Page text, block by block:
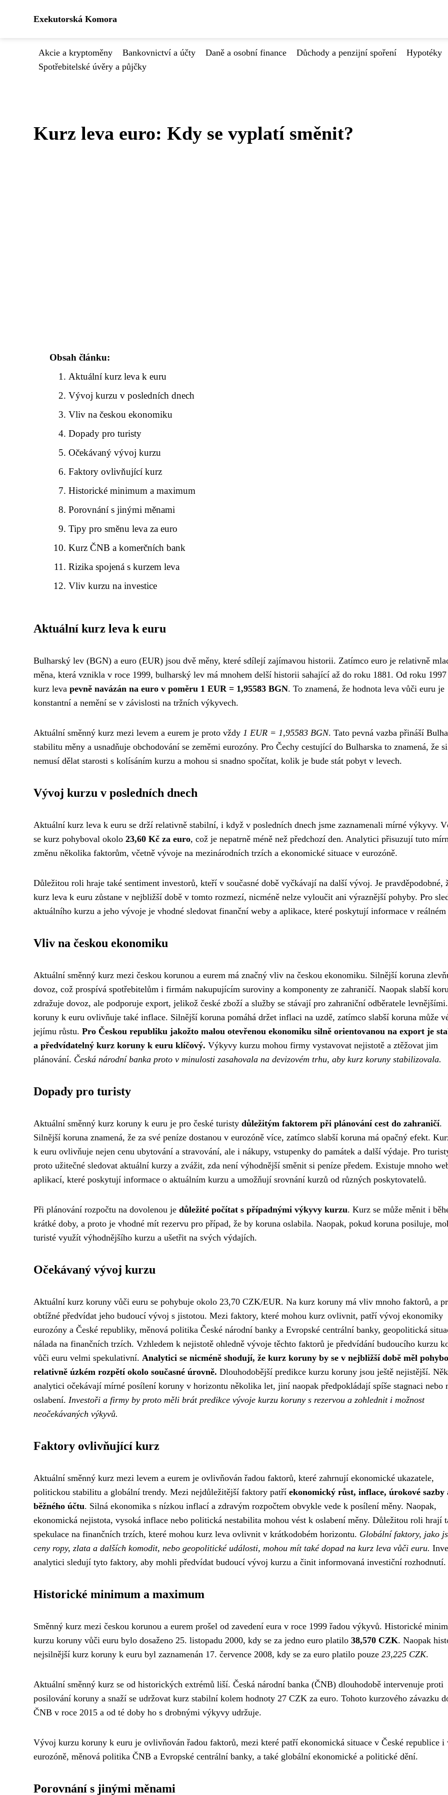
Exekutorská Komora
Akcie a kryptoměny Bankovnictví a účty Daně a osobní finance Důchody a penzijní spoření
Hypotéky
Spotřebitelské úvěry a půjčky
Kurz leva euro: Kdy se vyplatí směnit?
Obsah článku:
Aktuální kurz leva k euru
Vývoj kurzu v posledních dnech
Vliv na českou ekonomiku
Dopady pro turisty
Očekávaný vývoj kurzu
Faktory ovlivňující kurz
Historické minimum a maximum
Porovnání s jinými měnami
Tipy pro směnu leva za euro
Kurz ČNB a komerčních bank
Rizika spojená s kurzem leva
Vliv kurzu na investice
Aktuální kurz leva k euru
Bulharský lev (BGN) a euro (EUR) jsou dvě měny, které sdílejí zajímavou historii. Zatímco euro je relativně
měna, která vznikla v roce 1999, bulharský lev má mnohem delší historii sahající až do roku 1881. Od roku
kurz leva pevně navázán na euro v poměru 1 EUR = 1,95583 BGN. To znamená, že hodnota leva vůči euru je
konstantní a nemění se v závislosti na tržních výkyvech.
Aktuální směnný kurz mezi levem a eurem je proto vždy 1 EUR = 1,95583 BGN. Tato pevná vazba přináší
stabilitu měny a usnadňuje obchodování se zeměmi eurozóny. Pro Čechy cestující do Bulharska to znamená, že si
nemusí dělat starosti s kolísáním kurzu a mohou si snadno spočítat, kolik je bude stát pobyt v levech.
Vývoj kurzu v posledních dnech
Aktuální kurz leva k euru se drží relativně stabilní, i když v posledních dnech jsme zaznamenali mírné výkyvy.
se kurz pohyboval okolo 23,60 Kč za euro, což je nepatrně méně než předchozí den. Analytici přisuzují tuto
změnu několika faktorům, včetně vývoje na mezinárodních trzích a ekonomické situace v eurozóně.
Důležitou roli hraje také sentiment investorů, kteří v současné době vyčkávají na další vývoj. Je pravděpodobné,
kurz leva k euru zůstane v nejbližší době v tomto rozmezí, nicméně nelze vyloučit ani výraznější pohyby. Pro
aktuálního kurzu a jeho vývoje je vhodné sledovat finanční weby a aplikace, které poskytují informace v reálném
Vliv na českou ekonomiku
Aktuální směnný kurz mezi českou korunou a eurem má značný vliv na českou ekonomiku. Silnější koruna
dovoz, což prospívá spotřebitelům i firmám nakupujícím suroviny a komponenty ze zahraničí. Naopak slabší
zdražuje dovoz, ale podporuje export, jelikož české zboží a služby se stávají pro zahraniční odběratele
koruny k euru ovlivňuje také inflace. Silnější koruna pomáhá držet inflaci na uzdě, zatímco slabší koruna může
jejímu růstu. Pro Českou republiku jakožto malou otevřenou ekonomiku silně orientovanou na export je
a předvídatelný kurz koruny k euru klíčový. Výkyvy kurzu mohou firmy vystavovat nejistotě a ztěžovat jim
plánování. Česká národní banka proto v minulosti zasahovala na devizovém trhu, aby kurz koruny stabilizovala.
Dopady pro turisty
Aktuální směnný kurz koruny k euru je pro české turisty důležitým faktorem při plánování cest do zahraničí.
Silnější koruna znamená, že za své peníze dostanou v eurozóně více, zatímco slabší koruna má opačný efekt.
k euru ovlivňuje nejen cenu ubytování a stravování, ale i nákupy, vstupenky do památek a další výdaje. Pro
proto užitečné sledovat aktuální kurzy a zvážit, zda není výhodnější směnit si peníze předem. Existuje mnoho
aplikací, které poskytují informace o aktuálním kurzu a umožňují srovnání kurzů od různých poskytovatelů.
Při plánování rozpočtu na dovolenou je důležité počítat s případnými výkyvy kurzu. Kurz se může měnit i
krátké doby, a proto je vhodné mít rezervu pro případ, že by koruna oslabila. Naopak, pokud koruna posiluje,
turisté využít výhodnějšího kurzu a ušetřit na svých výdajích.
Očekávaný vývoj kurzu
Aktuální kurz koruny vůči euru se pohybuje okolo 23,70 CZK/EUR. Na kurz koruny má vliv mnoho faktorů, a
obtížné předvídat jeho budoucí vývoj s jistotou. Mezi faktory, které mohou kurz ovlivnit, patří vývoj ekonomiky
eurozóny a České republiky, měnová politika České národní banky a Evropské centrální banky, geopolitická
nálada na finančních trzích. Vzhledem k nejistotě ohledně vývoje těchto faktorů je předvídání budoucího kurzu
vůči euru velmi spekulativní. Analytici se nicméně shodují, že kurz koruny by se v nejbližší době měl
relativně úzkém rozpětí okolo současné úrovně. Dlouhodobější predikce kurzu koruny jsou ještě nejistější.
analytici očekávají mírné posílení koruny v horizontu několika let, jiní naopak předpokládají spíše stagnaci nebo
oslabení. Investoři a firmy by proto měli brát predikce vývoje kurzu koruny s rezervou a zohlednit i možnost
neočekávaných výkyvů.
Faktory ovlivňující kurz
Aktuální směnný kurz mezi levem a eurem je ovlivňován řadou faktorů, které zahrnují ekonomické ukazatele,
politickou stabilitu a globální trendy. Mezi nejdůležitější faktory patří ekonomický růst, inflace, úrokové sazby
běžného účtu. Silná ekonomika s nízkou inflací a zdravým rozpočtem obvykle vede k posílení měny. Naopak,
ekonomická nejistota, vysoká inflace nebo politická nestabilita mohou vést k oslabení měny. Důležitou roli hrají
spekulace na finančních trzích, které mohou kurz leva ovlivnit v krátkodobém horizontu. Globální faktory, jako
ceny ropy, zlata a dalších komodit, nebo geopolitické události, mohou mít také dopad na kurz leva vůči euru.
analytici sledují tyto faktory, aby mohli předvídat budoucí vývoj kurzu a činit informovaná investiční rozhodnutí.
Historické minimum a maximum
Směnný kurz mezi českou korunou a eurem prošel od zavedení eura v roce 1999 řadou výkyvů. Historické
kurzu koruny vůči euru bylo dosaženo 25. listopadu 2000, kdy se za jedno euro platilo 38,570 CZK. Naopak
nejsilnější kurz koruny k euru byl zaznamenán 17. července 2008, kdy se za euro platilo pouze 23,225 CZK.
Aktuální směnný kurz se od historických extrémů liší. Česká národní banka (ČNB) dlouhodobě intervenuje proti
posilování koruny a snaží se udržovat kurz stabilní kolem hodnoty 27 CZK za euro. Tohoto kurzového závazku
ČNB v roce 2015 a od té doby ho s drobnými výkyvy udržuje.
Vývoj kurzu koruny k euru je ovlivňován řadou faktorů, mezi které patří ekonomická situace v České republice i
eurozóně, měnová politika ČNB a Evropské centrální banky, a také globální ekonomické a politické dění.
Porovnání s jinými měnami